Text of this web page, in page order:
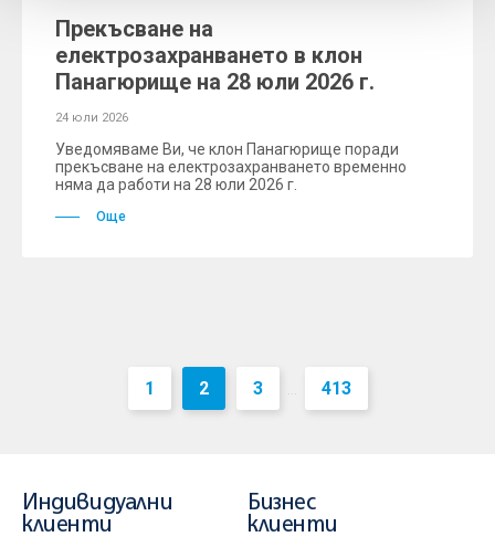
Прекъсване на
електрозахранването в клон
Панагюрище на 28 юли 2026 г.
24 юли 2026
Уведомяваме Ви, че клон Панагюрище поради
прекъсване на електрозахранването временно
няма да работи на 28 юли 2026 г.
Още
1 2 3 ... 413
Индивидуални
клиенти
Бизнес
клиенти